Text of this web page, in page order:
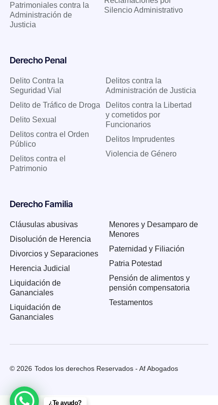
Patrimoniales contra la
Administración de
Justicia
Silencio Administrativo
Derecho Penal
Delito Contra la
Seguridad Vial
Delito de Tráfico de Droga
Delito Sexual
Delitos contra el Orden
Público
Delitos contra el
Patrimonio
Delitos contra la
Administración de Justicia
Delitos contra la Libertad
y cometidos por
Funcionarios
Delitos Imprudentes
Violencia de Género
Derecho Familia
Cláusulas abusivas
Disolución de Herencia
Divorcios y Separaciones
Herencia Judicial
Liquidación de
Gananciales
Liquidación de
Gananciales
Menores y Desamparo de
Menores
Paternidad y Filiación
Patria Potestad
Pensión de alimentos y
pensión compensatoria
Testamentos
© 2026 Todos los derechos Reservados - Af Abogados
¿Te ayudo?